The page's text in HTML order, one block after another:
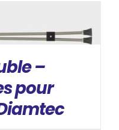
–
pour